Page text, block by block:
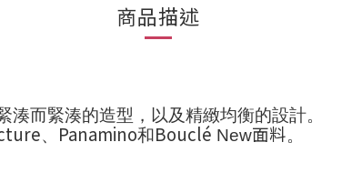
商品描述
湊而緊湊的造型，以及精緻均衡的設計。
、 Panamino和Bouclé New面料。